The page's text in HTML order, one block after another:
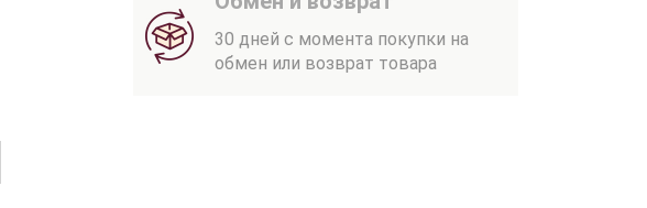
30 дней с момента покупки на
обмен или возврат товара